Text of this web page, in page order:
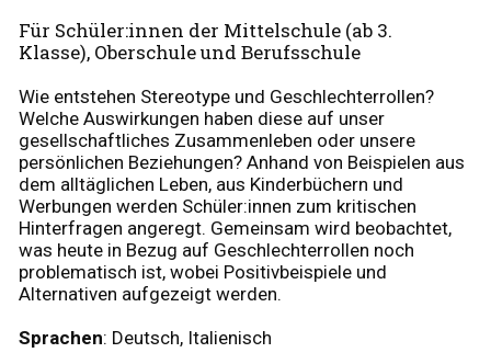
Für Schüler:innen der Mittelschule (ab 3.
Klasse), Oberschule und Berufsschule
Wie entstehen Stereotype und Geschlechterrollen?
Welche Auswirkungen haben diese auf unser
gesellschaftliches Zusammenleben oder unsere
persönlichen Beziehungen? Anhand von Beispielen aus
dem alltäglichen Leben, aus Kinderbüchern und
Werbungen werden Schüler:innen zum kritischen
Hinterfragen angeregt. Gemeinsam wird beobachtet,
was heute in Bezug auf Geschlechterrollen noch
problematisch ist, wobei Positivbeispiele und
Alternativen aufgezeigt werden.
Sprachen: Deutsch, Italienisch